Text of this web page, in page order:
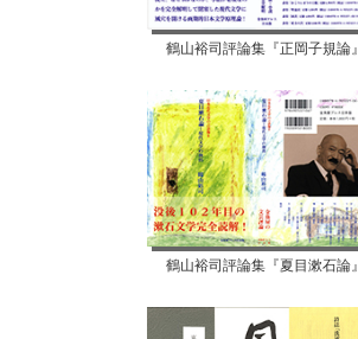
鶴山裕司評論集『正岡子規論』
鶴山裕司評論集『夏目漱石論』